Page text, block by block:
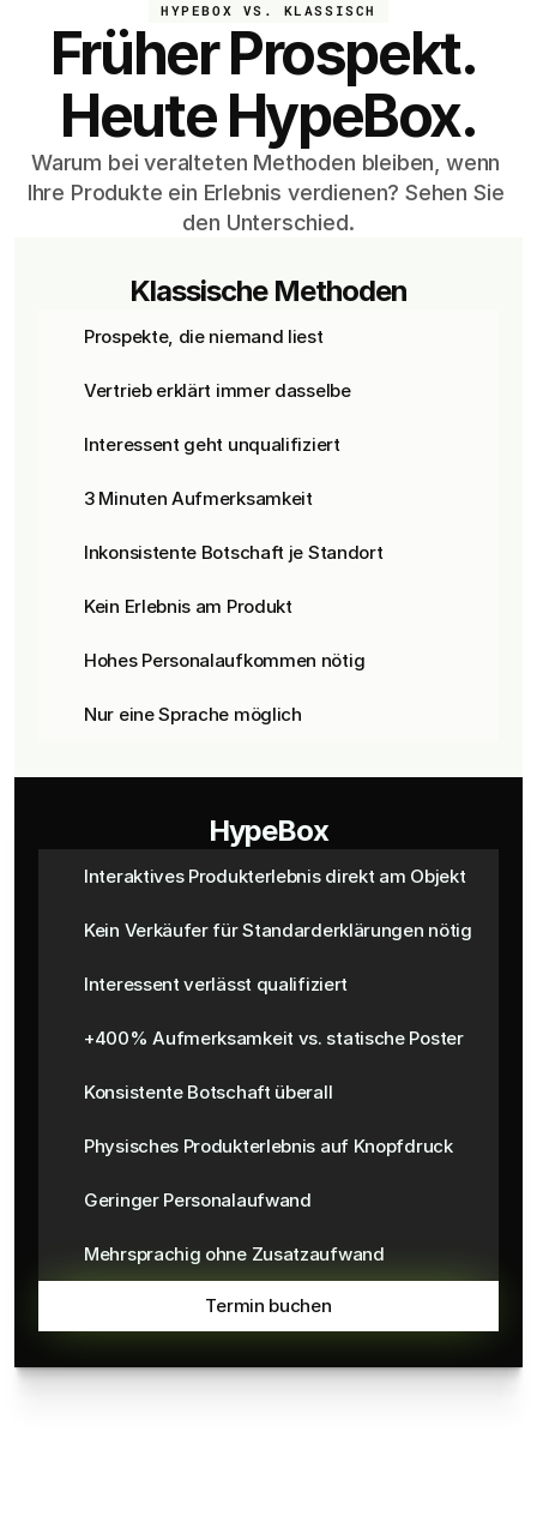
HYPEBOX VS. KLASSISCH
Früher Prospekt.
Heute HypeBox.
Warum bei veralteten Methoden bleiben, wenn
Ihre Produkte ein Erlebnis verdienen? Sehen Sie
den Unterschied.
Klassische Methoden
Prospekte, die niemand liest
Vertrieb erklärt immer dasselbe
Interessent geht unqualifiziert
3 Minuten Aufmerksamkeit
Inkonsistente Botschaft je Standort
Kein Erlebnis am Produkt
Hohes Personalaufkommen nötig
Nur eine Sprache möglich
HypeBox
Interaktives Produkterlebnis direkt am Objekt
Kein Verkäufer für Standarderklärungen nötig
Interessent verlässt qualifiziert
+400% Aufmerksamkeit vs. statische Poster
Konsistente Botschaft überall
Physisches Produkterlebnis auf Knopfdruck
Geringer Personalaufwand
Mehrsprachig ohne Zusatzaufwand
Termin buchen